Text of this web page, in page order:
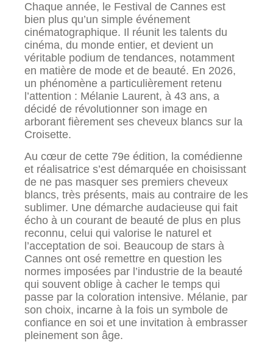
Chaque année, le Festival de Cannes est
bien plus qu’un simple événement
cinématographique. Il réunit les talents du
cinéma, du monde entier, et devient un
véritable podium de tendances, notamment
en matière de mode et de beauté. En 2026,
un phénomène a particulièrement retenu
l’attention : Mélanie Laurent, à 43 ans, a
décidé de révolutionner son image en
arborant fièrement ses cheveux blancs sur la
Croisette.
Au cœur de cette 79e édition, la comédienne
et réalisatrice s’est démarquée en choisissant
de ne pas masquer ses premiers cheveux
blancs, très présents, mais au contraire de les
sublimer. Une démarche audacieuse qui fait
écho à un courant de beauté de plus en plus
reconnu, celui qui valorise le naturel et
l’acceptation de soi. Beaucoup de stars à
Cannes ont osé remettre en question les
normes imposées par l’industrie de la beauté
qui souvent oblige à cacher le temps qui
passe par la coloration intensive. Mélanie, par
son choix, incarne à la fois un symbole de
confiance en soi et une invitation à embrasser
pleinement son âge.